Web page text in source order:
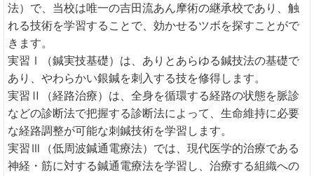
法）で、当校は唯一の吉田流あん摩術の継承校であり、触
れる技術を学習することで、効かせるツボを探すことがで
きます。
実習Ⅰ（鍼実技基礎）は、ありとあらゆる鍼技法の基礎で
あり、やわらかい銀鍼を刺入する技を修得します。
実習Ⅱ（経路治療）は、全身を循環する経路の状態を脈診
などの診断法で把握する診断法によって、生命維持に必要
な経路調整が可能な刺鍼技術を学習します。
実習Ⅲ（低周波鍼通電療法）では、現代医学的治療である
神経・筋に対する鍼通電療法を学習し、治療する組織への